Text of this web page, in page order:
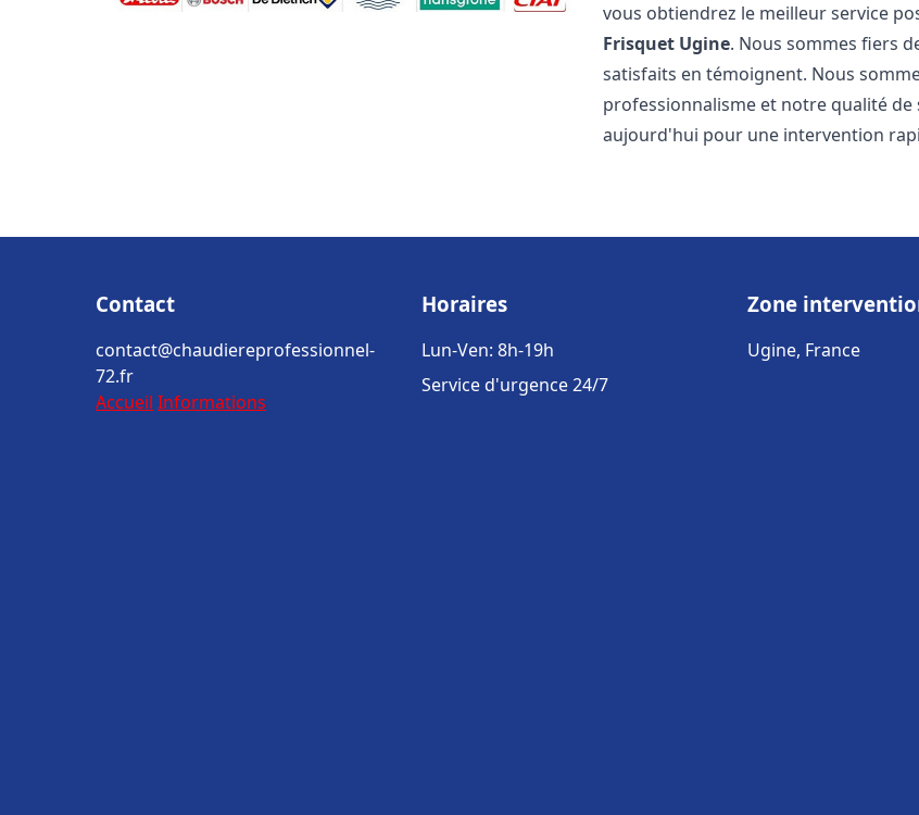
vous obtiendrez le meilleur service
Frisquet Ugine. Nous sommes fiers
satisfaits en témoignent. Nous
professionnalisme et notre qualité de
aujourd'hui pour une intervention
Contact
contact@chaudiereprofessionnel-
72.fr
Accueil Informations
Horaires
Lun-Ven: 8h-19h
Service d'urgence 24/7
Zone
Ugine, France